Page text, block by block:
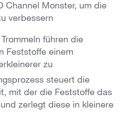
Channel Monster, um die
verbessern
führen die
Feststoffe einem
zu
steuert die
mit der die Feststoffe das
zerlegt diese in kleinere